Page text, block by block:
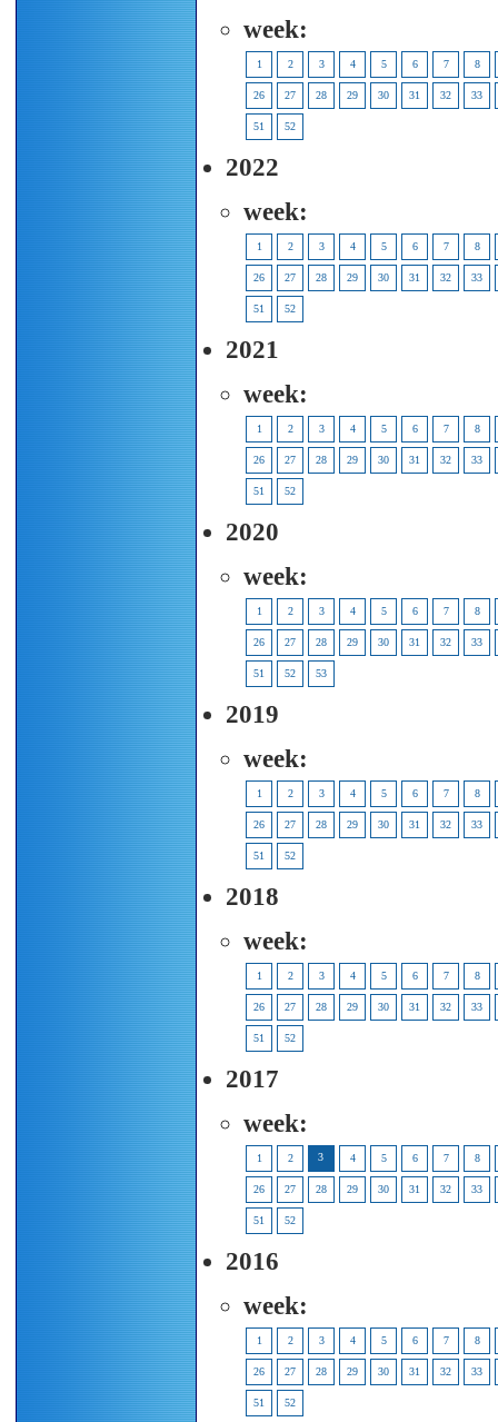
week:
1 2 3 4 5 6 7 8
26 27 28 29 30 31 32 33
51 52
2022
week:
1 2 3 4 5 6 7 8
26 27 28 29 30 31 32 33
51 52
2021
week:
1 2 3 4 5 6 7 8
26 27 28 29 30 31 32 33
51 52
2020
week:
1 2 3 4 5 6 7 8
26 27 28 29 30 31 32 33
51 52 53
2019
week:
1 2 3 4 5 6 7 8
26 27 28 29 30 31 32 33
51 52
2018
week:
1 2 3 4 5 6 7 8
26 27 28 29 30 31 32 33
51 52
2017
week:
1 2 3 4 5 6 7 8
26 27 28 29 30 31 32 33
51 52
2016
week:
1 2 3 4 5 6 7 8
26 27 28 29 30 31 32 33
51 52